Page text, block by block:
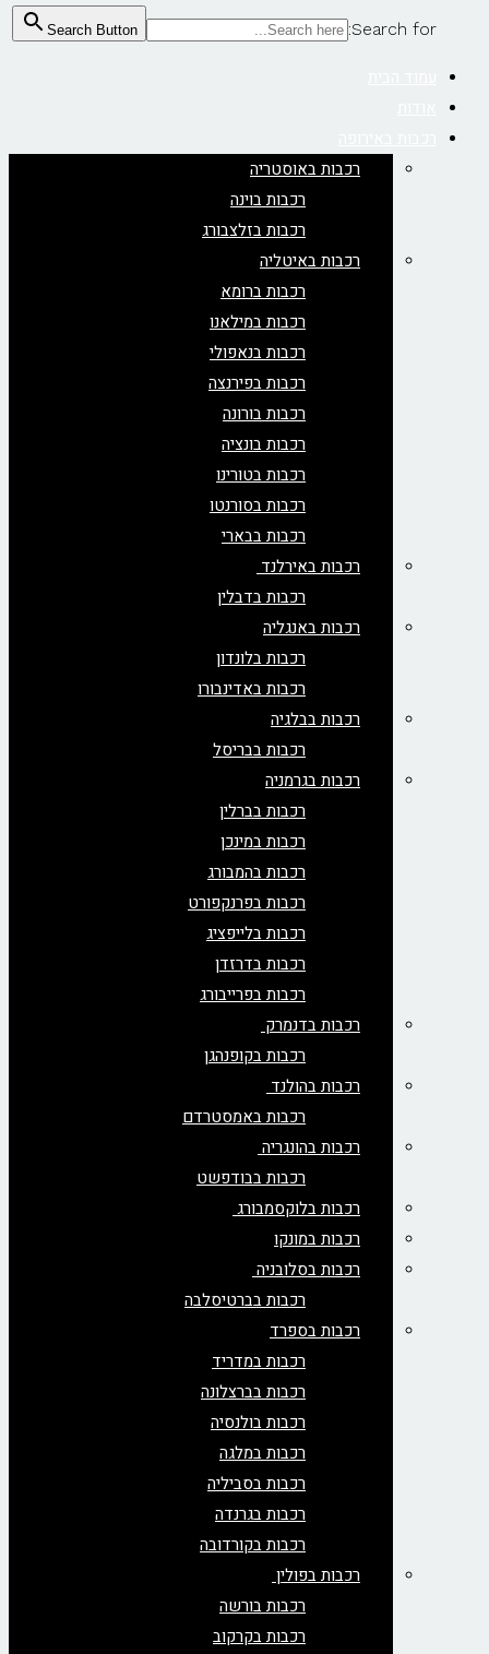
Search for:
Search Button
רכבות באוסטריה
רכבות בוינה
רכבות בזלצבורג
רכבות באיטליה
רכבות ברומא
רכבות במילאנו
רכבות בנאפולי
רכבות בפירנצה
רכבות בורונה
רכבות בונציה
רכבות בטורינו
רכבות בסורנטו
רכבות בבארי
רכבות באירלנד
רכבות בדבלין
רכבות באנגליה
רכבות בלונדון
רכבות באדינבורו
רכבות בבלגיה
רכבות בבריסל
רכבות בגרמניה
רכבות בברלין
רכבות במינכן
רכבות בהמבורג
רכבות בפרנקפורט
רכבות בלייפציג
רכבות בדרזדן
רכבות בפרייבורג
רכבות בדנמרק
רכבות בקופנהגן
רכבות בהולנד
רכבות באמסטרדם
רכבות בהונגריה
רכבות בבודפשט
רכבות בלוקסמבורג
רכבות במונקו
רכבות בסלובניה
רכבות בברטיסלבה
רכבות בספרד
רכבות במדריד
רכבות בברצלונה
רכבות בולנסיה
רכבות במלגה
רכבות בסביליה
רכבות בגרנדה
רכבות בקורדובה
רכבות בפולין
רכבות בורשה
רכבות בקרקוב